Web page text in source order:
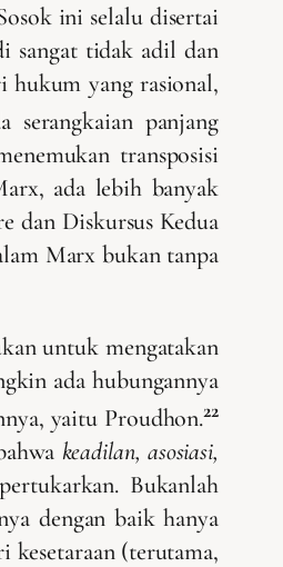
ini selalu disertai
sangat tidak adil dan
hukum yang rasional,
panjang
transposisi
ada lebih banyak
dan Diskursus Kedua
Marx bukan tanpa
untuk mengatakan
ada hubungannya
yaitu Proudhon.22
keadilan, asosiasi,
Bukanlah
dengan baik hanya
kesetaraan (terutama,